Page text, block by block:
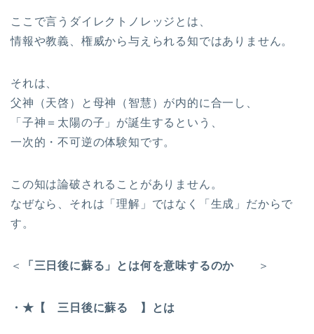
ここで言うダイレクトノレッジとは、
情報や教義、権威から与えられる知ではありません。
それは、
父神（天啓）と母神（智慧）が内的に合一し、
「子神＝太陽の子」が誕生するという、
一次的・不可逆の体験知です。
この知は論破されることがありません。
なぜなら、それは「理解」ではなく「生成」だからで
す。
＜ 「三日後に蘇る」とは何を意味するのか ＞
・★【 三日後に蘇る 】とは